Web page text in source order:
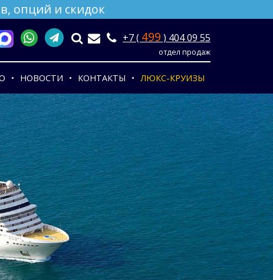
опций и скидок
+7 ( 499 ) 404 09 55
отдел продаж
НОВОСТИ КОНТАКТЫ ЛЮКС-КРУИЗЫ